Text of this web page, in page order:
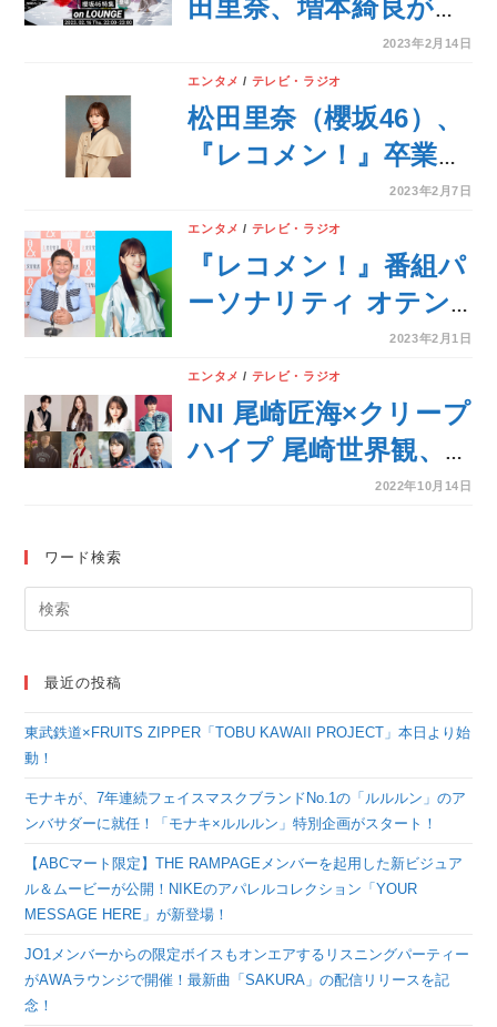
田里奈、増本綺良が登
場するAWAラウンジ
が開催！
2023年2月14日
エンタメ / テレビ・ラジオ
松田里奈（櫻坂46）、
『レコメン！』卒業発
表後、初めて心境を語
る
2023年2月7日
エンタメ / テレビ・ラジオ
『レコメン！』番組パ
ーソナリティ オテン
キのり、田村真佑（乃
木坂46）、松田里奈
（櫻坂46）、加藤史帆
(日向坂46)3月いっぱ
いでの番組卒業を発表
2023年2月1日
エンタメ / テレビ・ラジオ
INI 尾崎匠海×クリープ
ハイプ 尾崎世界観、
乃木坂46 梅澤美波×櫻
SixTONES ジェシー✕
市川猿之助が登場！
2022年10月14日
ワード検索
最近の投稿
東武鉄道×FRUITS ZIPPER「TOBU KAWAII PROJECT」本日より始
動！
モナキが、7年連続フェイスマスクブランドNo.1の「ルルルン」のア
ンバサダーに就任！「モナキ×ルルルン」特別企画がスタート！
【ABCマート限定】THE RAMPAGEメンバーを起用した新ビジュア
ル＆ムービーが公開！NIKEのアパレルコレクション「YOUR
MESSAGE HERE」が新登場！
JO1メンバーからの限定ボイスもオンエアするリスニングパーティー
がAWAラウンジで開催！最新曲「SAKURA」の配信リリースを記
念！